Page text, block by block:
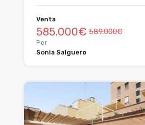
Venta
585.000€ 589.000€
Por
Sonia Salguero